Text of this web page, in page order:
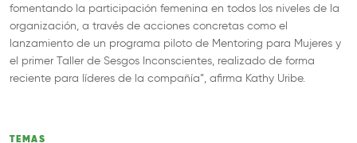
fomentando la participación femenina en todos los niveles de la
organización, a través de acciones concretas como el
lanzamiento de un programa piloto de Mentoring para Mujeres y
el primer Taller de Sesgos Inconscientes, realizado de forma
reciente para líderes de la compañía”, afirma Kathy Uribe.
TEMAS